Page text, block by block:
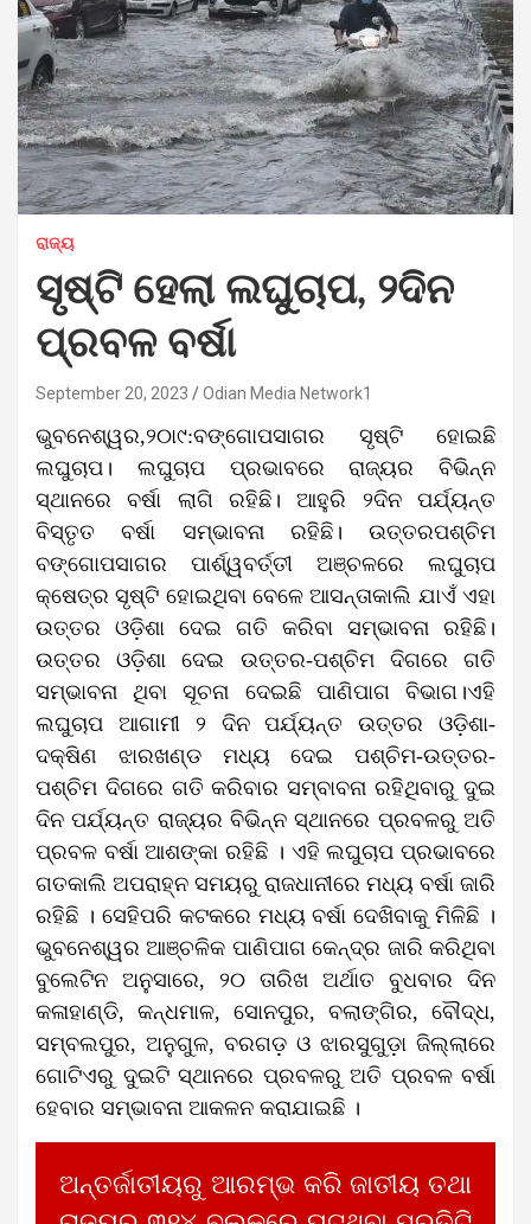
ରାଜ୍ୟ
ସୃଷ୍ଟି ହେଲା ଲଘୁଚାପ, ୨ଦିନ
ପ୍ରବଳ ବର୍ଷା
September 20, 2023 Odian Media Network1
ଭୁବନେଶ୍ୱର,୨୦ା୯:ବଙ୍ଗୋପସାଗର ସୃଷ୍ଟି ହୋଇଛି
ଲଘୁଚାପ। ଲଘୁଚାପ ପ୍ରଭାବରେ ରାଜ୍ୟର ବିଭିନ୍ନ
ସ୍ଥାନରେ ବର୍ଷା ଲାଗି ରହିଛି। ଆହୁରି ୨ଦିନ ପର୍ଯ୍ୟନ୍ତ
ବିସ୍ତୃତ ବର୍ଷା ସମ୍ଭାବନା ରହିଛି। ଉତ୍ତରପଶ୍ଚିମ
ବଙ୍ଗୋପସାଗର ପାର୍ଶ୍ୱବର୍ତ୍ତୀ ଅଞ୍ଚଳରେ ଲଘୁଚାପ
କ୍ଷେତ୍ର ସୃଷ୍ଟି ହୋଇଥିବା ବେଳେ ଆସନ୍ତାକାଲି ଯାଏଁ ଏହା
ଉତ୍ତର ଓଡ଼ିଶା ଦେଇ ଗତି କରିବା ସମ୍ଭାବନା ରହିଛି।
ଉତ୍ତର ଓଡ଼ିଶା ଦେଇ ଉତ୍ତର-ପଶ୍ଚିମ ଦିଗରେ ଗତି
ସମ୍ଭାବନା ଥିବା ସୂଚନା ଦେଇଛି ପାଣିପାଗ ବିଭାଗ।ଏହି
ଲଘୁଚାପ ଆଗାମୀ ୨ ଦିନ ପର୍ଯ୍ୟନ୍ତ ଉତ୍ତର ଓଡ଼ିଶା-
ଦକ୍ଷିଣ ଝାରଖଣ୍ଡ ମଧ୍ୟ ଦେଇ ପଶ୍ଚିମ-ଉତ୍ତର-
ପଶ୍ଚିମ ଦିଗରେ ଗତି କରିବାର ସମ୍ବାବନା ରହିଥିବାରୁ ଦୁଇ
ଦିନ ପର୍ଯ୍ୟନ୍ତ ରାଜ୍ୟର ବିଭିନ୍ନ ସ୍ଥାନରେ ପ୍ରବଳରୁ ଅତି
ପ୍ରବଳ ବର୍ଷା ଆଶଙ୍କା ରହିଛି । ଏହି ଲଘୁଚାପ ପ୍ରଭାବରେ
ଗତକାଲି ଅପରାହ୍ନ ସମୟରୁ ରାଜଧାନୀରେ ମଧ୍ୟ ବର୍ଷା ଜାରି
ରହିଛି । ସେହିପରି କଟକରେ ମଧ୍ୟ ବର୍ଷା ଦେଖିବାକୁ ମିଳିଛି ।
ଭୁବନେଶ୍ୱର ଆଞ୍ଚଳିକ ପାଣିପାଗ କେନ୍ଦ୍ର ଜାରି କରିଥିବା
ବୁଲେଟିନ ଅନୁସାରେ, ୨୦ ତାରିଖ ଅର୍ଥାତ ବୁଧବାର ଦିନ
କଳାହାଣ୍ଡି, କନ୍ଧମାଳ, ସୋନପୁର, ବଲାଙ୍ଗିର, ବୌଦ୍ଧ,
ସମ୍ବଲପୁର, ଅନୁଗୁଳ, ବରଗଡ଼ ଓ ଝାରସୁଗୁଡ଼ା ଜିଲ୍ଲାରେ
ଗୋଟିଏରୁ ଦୁଇଟି ସ୍ଥାନରେ ପ୍ରବଳରୁ ଅତି ପ୍ରବଳ ବର୍ଷା
ହେବାର ସମ୍ଭାବନା ଆକଳନ କରାଯାଇଛି ।
ଅନ୍ତର୍ଜାତୀୟରୁ ଆରମ୍ଭ କରି ଜାତୀୟ ତଥା